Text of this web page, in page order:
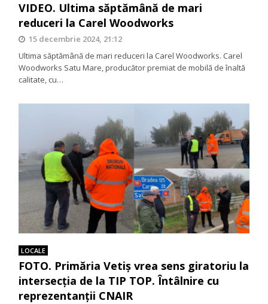
VIDEO. Ultima săptămână de mari
reduceri la Carel Woodworks
15 decembrie 2024, 21:12
Ultima săptămână de mari reduceri la Carel Woodworks. Carel
Woodworks Satu Mare, producător premiat de mobilă de înaltă
calitate, cu…
LOCALE
FOTO. Primăria Vetiș vrea sens giratoriu la
intersecția de la TIP TOP. Întâlnire cu
reprezentanții CNAIR